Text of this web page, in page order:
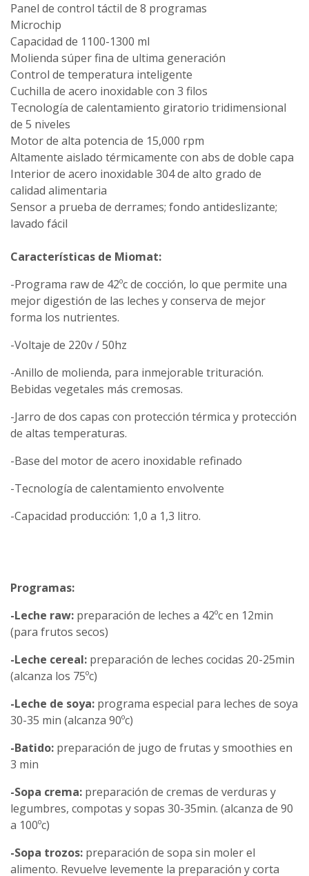
Panel de control táctil de 8 programas
Microchip
Capacidad de 1100-1300 ml
Molienda súper fina de ultima generación
Control de temperatura inteligente
Cuchilla de acero inoxidable con 3 filos
Tecnología de calentamiento giratorio tridimensional
de 5 niveles
Motor de alta potencia de 15,000 rpm
Altamente aislado térmicamente con abs de doble capa
Interior de acero inoxidable 304 de alto grado de
calidad alimentaria
Sensor a prueba de derrames; fondo antideslizante;
lavado fácil
Características de Miomat:
-Programa raw de 42ºc de cocción, lo que permite una
mejor digestión de las leches y conserva de mejor
forma los nutrientes.
-Voltaje de 220v / 50hz
-Anillo de molienda, para inmejorable trituración.
Bebidas vegetales más cremosas.
-Jarro de dos capas con protección térmica y protección
de altas temperaturas.
-Base del motor de acero inoxidable refinado
-Tecnología de calentamiento envolvente
-Capacidad producción: 1,0 a 1,3 litro.
Programas:
-Leche raw: preparación de leches a 42ºc en 12min
(para frutos secos)
-Leche cereal: preparación de leches cocidas 20-25min
(alcanza los 75ºc)
-Leche de soya: programa especial para leches de soya
30-35 min (alcanza 90ºc)
-Batido: preparación de jugo de frutas y smoothies en
3 min
-Sopa crema: preparación de cremas de verduras y
legumbres, compotas y sopas 30-35min. (alcanza de 90
a 100ºc)
-Sopa trozos: preparación de sopa sin moler el
alimento. Revuelve levemente la preparación y corta